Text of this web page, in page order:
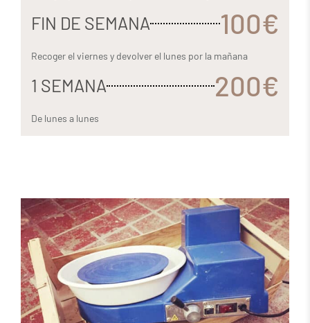
FIN DE SEMANA 100€
Recoger el viernes y devolver el lunes por la mañana
1 SEMANA 200€
De lunes a lunes